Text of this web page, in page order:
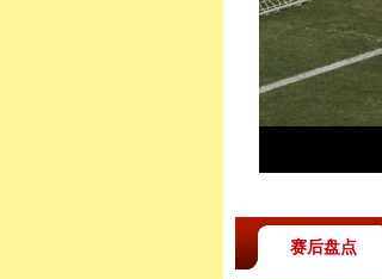
赛后盘点